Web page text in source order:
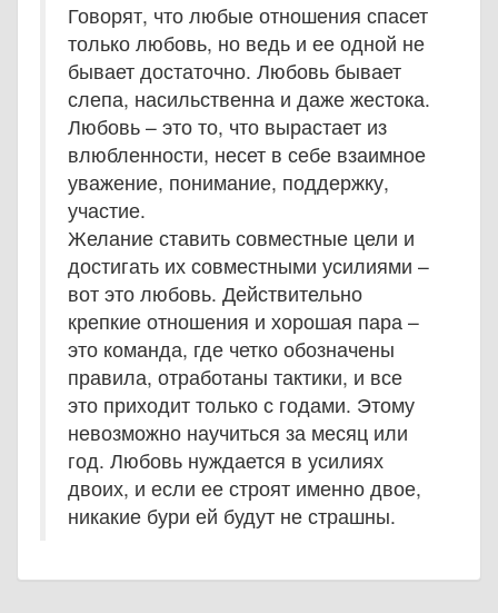
Говорят, что любые отношения спасет
только любовь, но ведь и ее одной не
бывает достаточно. Любовь бывает
слепа, насильственна и даже жестока.
Любовь – это то, что вырастает из
влюбленности, несет в себе взаимное
уважение, понимание, поддержку,
участие.
Желание ставить совместные цели и
достигать их совместными усилиями –
вот это любовь. Действительно
крепкие отношения и хорошая пара –
это команда, где четко обозначены
правила, отработаны тактики, и все
это приходит только с годами. Этому
невозможно научиться за месяц или
год. Любовь нуждается в усилиях
двоих, и если ее строят именно двое,
никакие бури ей будут не страшны.